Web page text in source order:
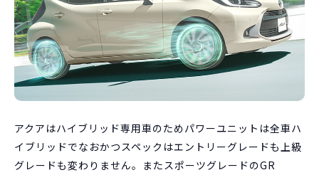
アクアはハイブリッド専用車のためパワーユニットは全車ハ
イブリッドでなおかつスペックはエントリーグレードも上級
グレードも変わりません。またスポーツグレードのGR